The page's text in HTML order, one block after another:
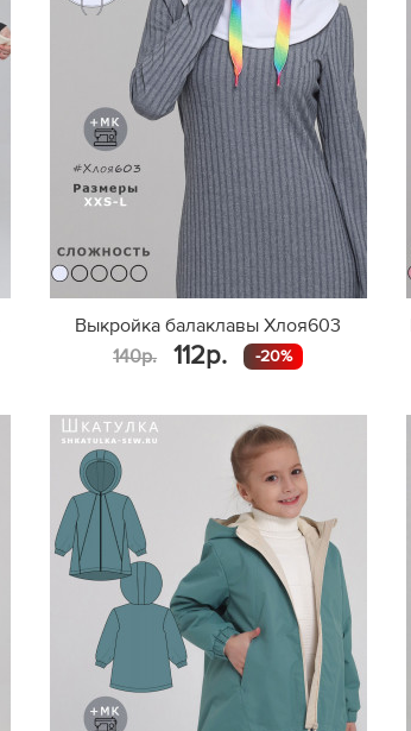
Выкройка балаклавы Хлоя603
140р.
112р. -20%